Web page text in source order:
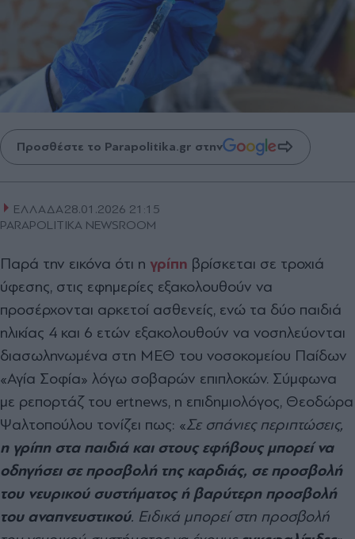
Προσθέστε το Parapolitika.gr στην
ΕΛΛΑΔΑ28.01.2026 21:15
PARAPOLITIKA NEWSROOM
Παρά την εικόνα ότι η γρίπη βρίσκεται σε τροχιά
ύφεσης, στις εφημερίες εξακολουθούν να
προσέρχονται αρκετοί ασθενείς, ενώ τα δύο παιδιά
ηλικίας 4 και 6 ετών εξακολουθούν να νοσηλεύονται
διασωληνωμένα στη ΜΕΘ του νοσοκομείου Παίδων
«Αγία Σοφία» λόγω σοβαρών επιπλοκών. Σύμφωνα
με ρεπορτάζ του ertnews, η επιδημιολόγος, Θεοδώρα
Ψαλτοπούλου τονίζει πως: «Σε σπάνιες περιπτώσεις,
η γρίπη στα παιδιά και στους εφήβους μπορεί να
οδηγήσει σε προσβολή της καρδιάς, σε προσβολή
του νευρικού συστήματος ή βαρύτερη προσβολή
του αναπνευστικού. Ειδικά μπορεί στη προσβολή